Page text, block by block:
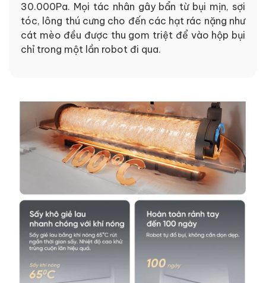
30.000Pa. Mọi tác nhân gây bẩn từ bụi mịn, sợi
tóc, lông thú cưng cho đến các hạt rác nặng như
cát mèo đều được thu gom triệt để vào hộp bụi
chỉ trong một lần robot đi qua.